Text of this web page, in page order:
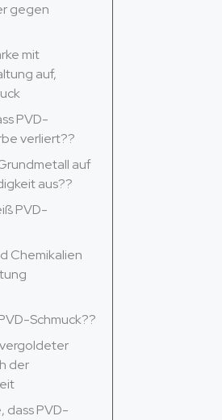
gegen
mit
auf,
PVD-
verliert??
auf
aus??
PVD-
Chemikalien
Schmuck??
der
dass PVD-